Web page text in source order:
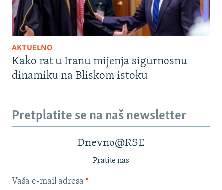
AKTUELNO
Kako rat u Iranu mijenja sigurnosnu
dinamiku na Bliskom istoku
Pretplatite se na naš newsletter
Dnevno@RSE
Pratite nas
Vaša e-mail adresa *